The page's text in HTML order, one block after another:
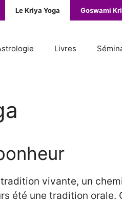
Le Kriya Yoga Goswami
Livres
vivante, un
été une tradition